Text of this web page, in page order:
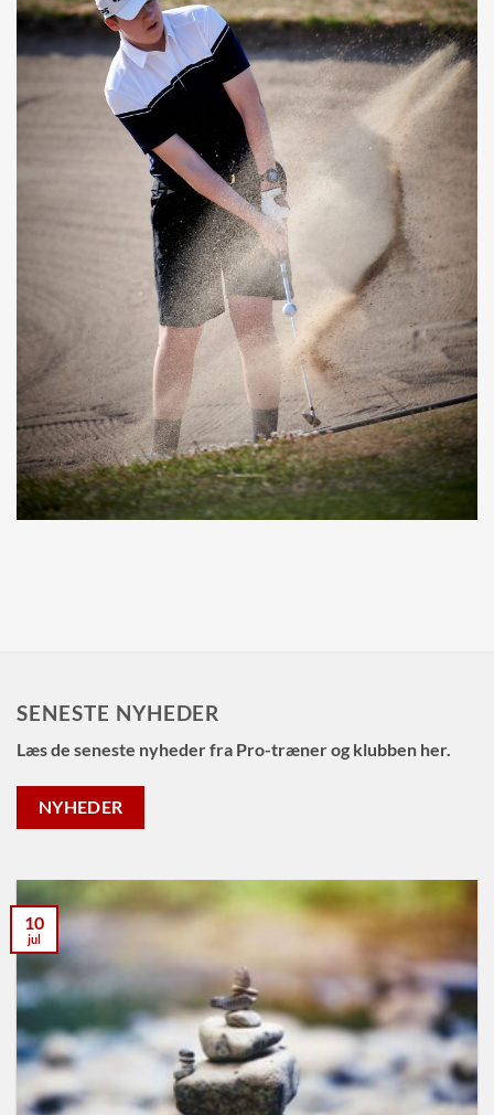
SENESTE NYHEDER
Læs de seneste nyheder fra Pro-træner og klubben her.
NYHEDER
10
jul